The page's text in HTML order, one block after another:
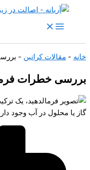
خانه-مقالات کراتین-
بررسی خطرات